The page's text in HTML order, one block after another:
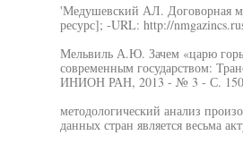
'Медушевский АЛ. Договорная
ресурс]; -URL: http://
Мельвиль А.Ю. Зачем «царю
современным государством:
ИНИОН РАН, 2013 - № 3 - С.
методологический анализ
данных стран является весьма